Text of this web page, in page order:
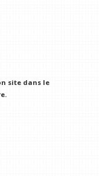
site dans le